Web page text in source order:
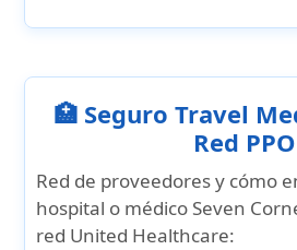
🏥 Seguro Travel
Red PPO
Red de proveedores y cómo
hospital o médicoSeven
red United Healthcare: